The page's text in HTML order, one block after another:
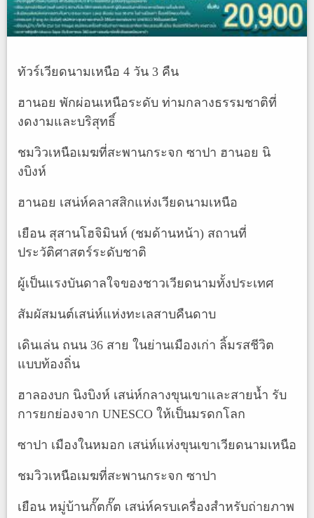
ทัวร์เวียดนามเหนือ 4 วัน 3 คืน
ฮานอย พักผ่อนเหนือระดับ ท่ามกลางธรรมชาติที่
งดงามและบริสุทธิ์
ชมวิวเหนือเมฆที่สะพานกระจก ซาปา ฮานอย นิ
งบิงห์
ฮานอย เสน่ห์คลาสสิกแห่งเวียดนามเหนือ
เยือน สุสานโฮจิมินห์ (ชมด้านหน้า) สถานที่
ประวัติศาสตร์ระดับชาติ
ผู้เป็นแรงบันดาลใจของชาวเวียดนามทั้งประเทศ
สัมผัสมนต์เสน่ห์แห่งทะเลสาบคืนดาบ
เดินเล่น ถนน 36 สาย ในย่านเมืองเก่า ลิ้มรสชีวิต
แบบท้องถิ่น
ฮาลองบก นิงบิงห์ เสน่ห์กลางขุนเขาและสายน้ำ รับ
การยกย่องจาก UNESCO ให้เป็นมรดกโลก
ซาปา เมืองในหมอก เสน่ห์แห่งขุนเขาเวียดนามเหนือ
ชมวิวเหนือเมฆที่สะพานกระจก ซาปา
เยือน หมู่บ้านกั๊ตกั๊ต เสน่ห์ครบเครื่องสำหรับถ่ายภาพ